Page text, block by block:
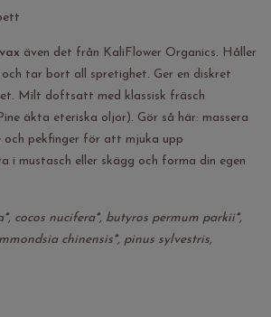
även det från KaliFlower Organics. Håller
tar bort all spretighet. Ger en diskret
Milt doftsatt med klassisk fräsch
äkta eteriska oljor). Gör så här: massera
och pekfinger för att mjuka upp
i mustasch eller skägg och forma din egen
cocos nucifera*, butyros permum parkii*,
chinensis*, pinus sylvestris,